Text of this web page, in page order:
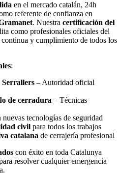
en el mercado catalán, 24h
referente de confianza en
. Nuestra certificación del
como profesionales oficiales del
y cumplimiento de todos los
:
– Autoridad oficial
de cerradura – Técnicas
nuevas tecnologías de seguridad
civil para todos los trabajos
catalana de cerrajería profesional
con éxito en toda Catalunya
resolver cualquier emergencia